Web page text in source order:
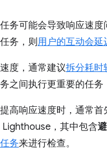
务可能会导致响应速
务，则用户的互动会延
度，通常建议拆分耗时
之间执行更重要的任务
高响应速度时，通常
，其中包含
务来进行检查。